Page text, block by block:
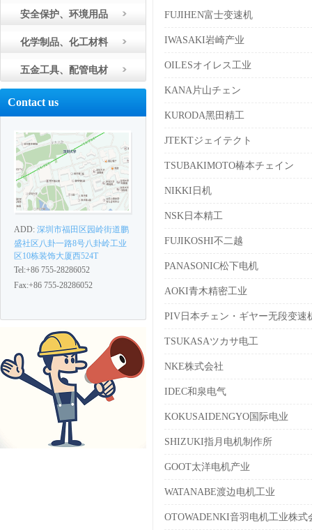
安全保护、环境用品
化学制品、化工材料
五金工具、配管电材
Contact us
ADD: 深圳市福田区园岭街道鹏
盛社区八卦一路8号八卦岭工业
区10栋装饰大厦西524T
Tel:+86 755-28286052
Fax:+86 755-28286052
FUJIHEN富士变速机
IWASAKI岩崎产业
OILESオイレス工业
KANA片山チェン
KURODA黑田精工
JTEKTジェイテクト
TSUBAKIMOTO椿本チェイン
NIKKI日机
NSK日本精工
FUJIKOSHI不二越
PANASONIC松下电机
AOKI青木精密工业
PIV日本チェン・ギヤー无段变速
TSUKASAツカサ电工
NKE株式会社
IDEC和泉电气
KOKUSAIDENGYO国际电业
SHIZUKI指月电机制作所
GOOT太洋电机产业
WATANABE渡边电机工业
OTOWADENKI音羽电机工业株式